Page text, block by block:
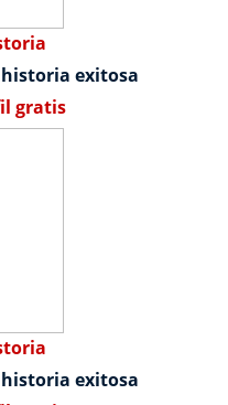
exitosa
gratis
exitosa